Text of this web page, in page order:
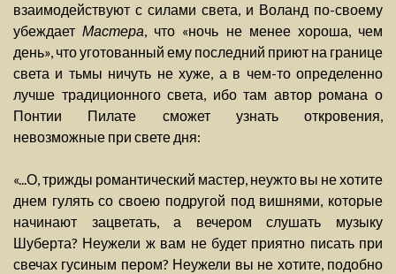
взаимодействуют с силами света, и Воланд по-своему
убеждаетМастера, что «ночь не менее хороша, чем
день», что уготованный ему последний приют на границе
света и тьмы ничуть не хуже, а в чем-то определенно
лучше традиционного света, ибо там автор романа о
Понтии Пилате сможет узнать откровения,
невозможные при свете дня:
«...О, трижды романтический мастер, неужто вы не хотите
днем гулять со своею подругой под вишнями, которые
начинают зацветать, а вечером слушать музыку
Шуберта? Неужели ж вам не будет приятно писать при
свечах гусиным пером? Неужели вы не хотите, подобно